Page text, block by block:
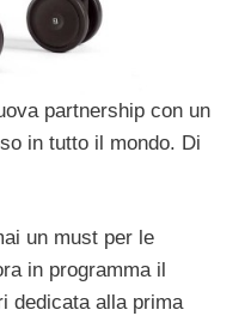
partnership con un
in tutto il mondo. Di
un must per le
in programma il
dedicata alla prima